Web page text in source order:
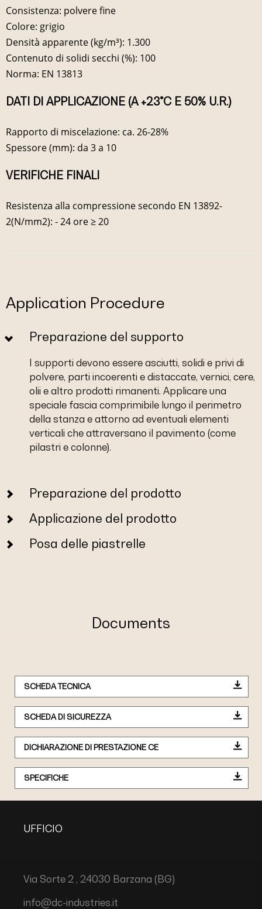
Consistenza: polvere fine
Colore: grigio
Densità apparente (kg/m³): 1.300
Contenuto di solidi secchi (%): 100
Norma: EN 13813
DATI DI APPLICAZIONE (A +23°C E 50% U.R.)
Rapporto di miscelazione: ca. 26-28%
Spessore (mm): da 3 a 10
VERIFICHE FINALI
Resistenza alla compressione secondo EN 13892-
2(N/mm2): - 24 ore ≥ 20
Application Procedure
Preparazione del supporto
I supporti devono essere asciutti, solidi e privi di
polvere, parti incoerenti e distaccate, vernici, cere,
olii e altro prodotti rimanenti. Applicare una
speciale fascia comprimibile lungo il perimetro
della stanza e attorno ad eventuali elementi
verticali che attraversano il pavimento (come
pilastri e colonne).
Preparazione del prodotto
Applicazione del prodotto
Posa delle piastrelle
Documents
SCHEDA TECNICA
SCHEDA DI SICUREZZA
DICHIARAZIONE DI PRESTAZIONE CE
SPECIFICHE
UFFICIO
Via Sorte 2 , 24030 Barzana (BG)
info@dc-industries.it